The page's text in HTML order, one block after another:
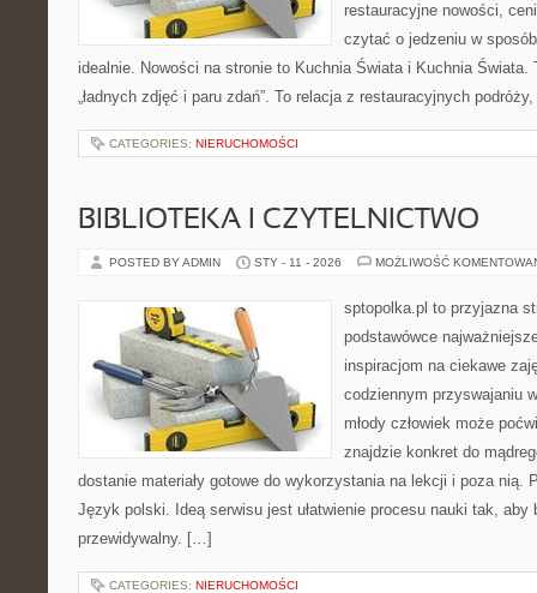
restauracyjne nowości,
czytać o jedzeniu w
idealnie. Nowości na stronie to Kuchnia Świata i Kuchnia Świata.
„ładnych zdjęć i paru zdań”. To relacja z restauracyjnych
CATEGORIES: NIERUCHOMOŚCI
BIBLIOTEKA I CZYTELNICTWO
POSTED BY ADMIN STY - 11 - 2026 MOŻLIWOŚĆ
sptopolka.pl to przyjazna
podstawówce
inspiracjom na ciekawe
codziennym przyswajaniu
młody człowiek może
znajdzie konkret do
dostanie materiały gotowe do wykorzystania na lekcji i poza nią.
Język polski. Ideą serwisu jest ułatwienie procesu nauki tak, aby
przewidywalny. […]
CATEGORIES: NIERUCHOMOŚCI